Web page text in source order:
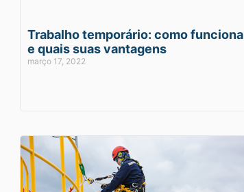
Trabalho temporário: como funciona
e quais suas vantagens
março 17, 2022